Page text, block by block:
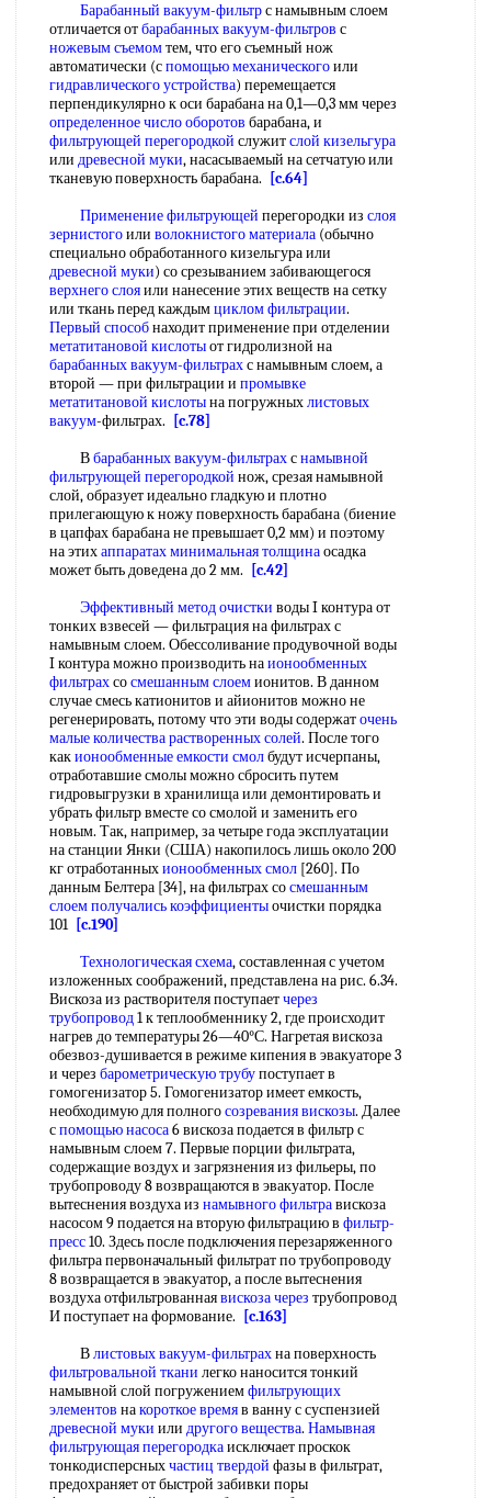
Барабанный вакуум-фильтрс намывным слоем
отличается отбарабанных вакуум-фильтров с
ножевым съемомтем, что его съемный нож
автоматически (спомощью механическогоили
гидравлического устройства) перемещается
перпендикулярно к оси барабана на 0,1—0,3 мм через
определенное число оборотов барабана, и
фильтрующей перегородкой служитслой кизельгура
или древесной муки, насасываемый на сетчатую или
тканевую поверхность барабана.
[c.64]
Применение фильтрующей перегородки из слоя
зернистогоили волокнистого материала (обычно
специально обработанного кизельгура или
древесной муки) со срезыванием забивающегося
верхнего слояили нанесение этих веществ на сетку
или ткань перед каждымциклом фильтрации.
Первый способнаходит применение при отделении
метатитановой кислотыот гидролизной на
барабанных вакуум-фильтрахс намывным слоем, а
второй — при фильтрации и промывке
метатитановой кислотына погружныхлистовых
вакуум-фильтрах.
[c.78]
Вбарабанных вакуум-фильтрахснамывной
фильтрующей перегородкой нож, срезая намывной
слой, образует идеально гладкую и плотно
прилегающую к ножу поверхность барабана (биение
в цапфах барабана не превышает 0,2 мм) и поэтому
на этихаппаратах минимальная толщинаосадка
может быть доведена до 2 мм.
[c.42]
Эффективный метод очистки воды I контура от
тонких взвесей — фильтрация на фильтрах с
намывным слоем. Обессоливание продувочной воды
I контура можно производить наионообменных
фильтрахсосмешанным слоемионитов. В данном
случае смесь катионитов и айионитов можно не
регенерировать, потому что эти воды содержаточень
малые количестварастворенных солей. После того
какионообменные емкости смолбудут исчерпаны,
отработавшие смолы можно сбросить путем
гидровыгрузки в хранилища или демонтировать и
убрать фильтр вместе со смолой и заменить его
новым. Так, например, за четыре года эксплуатации
на станции Янки (США) накопилось лишь около 200
кг отработанныхионообменных смол [260]. По
данным Белтера [34], на фильтрах сосмешанным
слоемполучались коэффициентыочистки порядка
101 [c.190]
Технологическая схема, составленная с учетом
изложенных соображений, представлена на рис. 6.34.
Вискоза из растворителя поступаетчерез
трубопровод1 к теплообменнику 2, где происходит
нагрев до температуры 26—40°С. Нагретая вискоза
обезвоз-душивается в режиме кипения в эвакуаторе 3
и через барометрическую трубупоступает в
гомогенизатор 5. Гомогенизатор имеет емкость,
необходимую для полногосозревания вискозы. Далее
спомощью насоса6 вискоза подается в фильтр с
намывным слоем 7. Первые порции фильтрата,
содержащие воздух и загрязнения из фильеры, по
трубопроводу 8 возвращаются в эвакуатор. После
вытеснения воздуха из намывного фильтравискоза
насосом 9 подается на вторую фильтрацию в фильтр-
пресс10. Здесь после подключения перезаряженного
фильтра первоначальный фильтрат по трубопроводу
8 возвращается в эвакуатор, а после вытеснения
воздуха отфильтрованнаявискоза через трубопровод
И поступает на формование.
[c.163]
Влистовых вакуум-фильтрахна поверхность
фильтровальной ткани легко наносится тонкий
намывной слой погружениемфильтрующих
элементов накороткое времяв ванну с суспензией
древесной муки или другого вещества. Намывная
фильтрующая перегородкаисключает проскок
тонкодисперсныхчастиц твердой фазы в фильтрат,
предохраняет от быстрой забивки поры